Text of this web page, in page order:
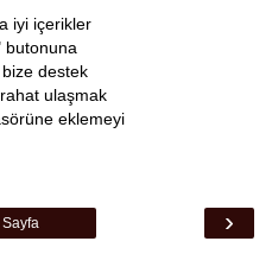
iyi içerikler
butonuna
bize destek
ulaşmak
eklemeyi
›